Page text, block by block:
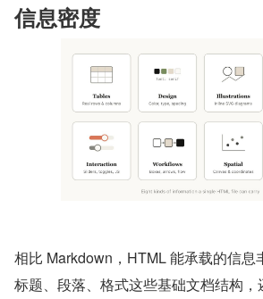
信息密度
相比 Markdown，HTML 能承载的信息
标题、段落、格式这些基础文档结构